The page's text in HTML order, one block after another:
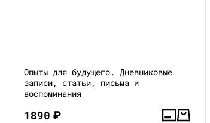
Опыты для будущего. Дневниковые
записи, статьи, письма и
воспоминания
1890₽